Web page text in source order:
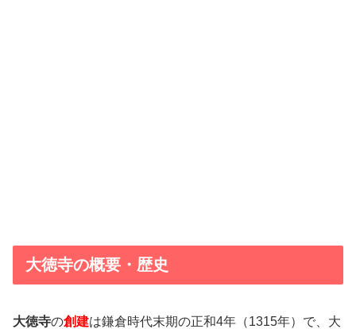
大徳寺の概要・歴史
大徳寺の創建は鎌倉時代末期の正和4年（1315年）で、大